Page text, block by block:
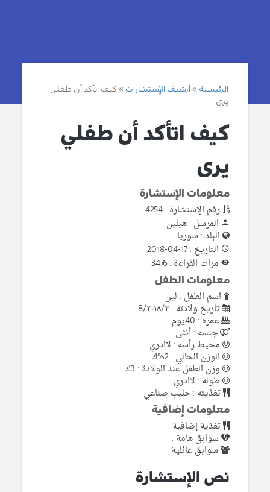
الرئيسية أرشيف الإستشارات
كيف اتأكد أن طفلي
يرى
كيف اتأكد أن طفلي
يرى
معلومات الإستشارة
رقم الإستشارة : 4254
المرسل : هيلين
البلد : سوريا
التاريخ : 17-04-2018
مرات القراءة : 3476
معلومات الطفل
اسم الطفل : لين
تاريخ ولادته : 8/٢٠١٨/٣
عمره : 40يوم
جنسه : أنثى
محيط رأسه : لاادري
الوزن الحالي : 2%ك
وزن الطفل عند الولادة : 3ك
طوله : لاادري
تغذيته : حليب صناعي
معلومات إضافية
تغذية إضافية :
سوابق هامة :
سوابق عائلية :
نص الإستشارة